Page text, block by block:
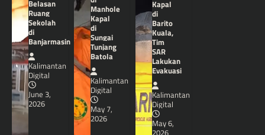
Belasan
Ruang
Sekolah
di
Banjarmasin
Kalimantan
Digital
June 3,
2026
Manhole
Kapal
di
Sungai
Tunjang
Batola
Kalimantan
Digital
May 7,
2026
Kapal
di
Barito
Kuala,
Tim
SAR
Lakukan
Evakuasi
Kalimantan
Digital
May 6,